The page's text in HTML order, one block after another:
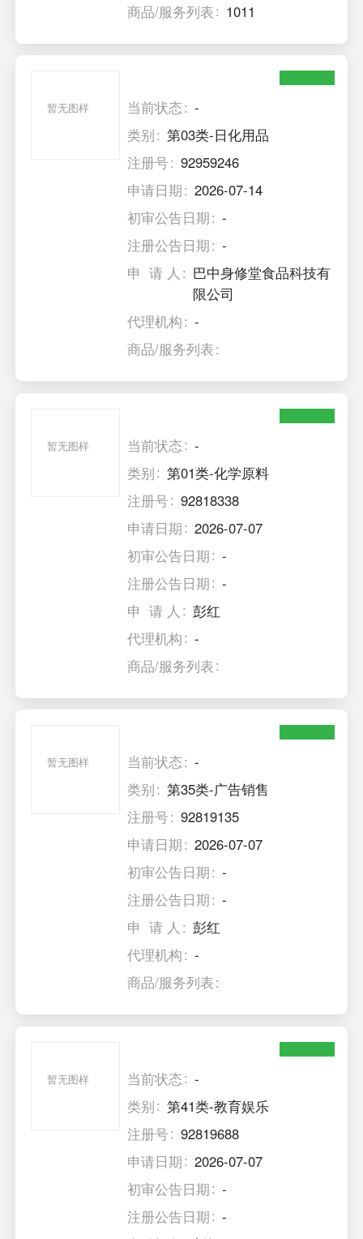
商品/服务列表
1011
暂无图样 当前状态
-
类别
第03类-日化用品
注册号
92959246
申请日期
2026-07-14
初审公告日期
-
注册公告日期
-
申 请 人
巴中身修堂食品科技有
限公司
代理机构
-
商品/服务列表
暂无图样 当前状态
-
类别
第01类-化学原料
注册号
92818338
申请日期
2026-07-07
初审公告日期
-
注册公告日期
-
申 请 人
彭红
代理机构
-
商品/服务列表
暂无图样 当前状态
-
类别
第35类-广告销售
注册号
92819135
申请日期
2026-07-07
初审公告日期
-
注册公告日期
-
申 请 人
彭红
代理机构
-
商品/服务列表
暂无图样 当前状态
-
类别
第41类-教育娱乐
注册号
92819688
申请日期
2026-07-07
初审公告日期
-
注册公告日期
-